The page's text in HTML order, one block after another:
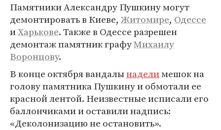
Памятники Александру Пушкину могут
демонтировать в Киеве, Житомире, Одессе
иХарькове. Также в Одессе разрешен
демонтаж памятник графуМихаилу
Воронцову.
В конце октября вандалынаделимешок на
голову памятника Пушкину и обмотали ее
красной лентой. Неизвестные исписали его
баллончиками и оставили надпись:
«Деколонизацию не остановить».